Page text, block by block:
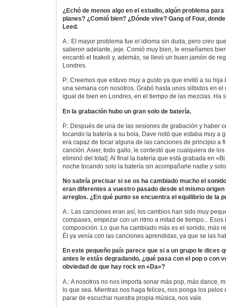
¿Echó de menos algo en el estudio, algún problema
planes? ¿Comió bien? ¿Dónde vive? Gang of Four,
Leed.
A.: El mayor problema fue el idioma sin duda, pero creo
salieron adelante, jeje. Comió muy bien, le enseñamos
encantó el txakoli y, además, se llevó un buen jamón de
Londres.
P.: Creemos que estuvo muy a gusto ya que invitó a su
una semana con nosotros. Grabó hasta unos silbidos en
igual de bien en Londres, en el tiempo de las mezclas. Ha
En la grabación hubo un gran solo de batería.
P.: Después de una de las sesiones de grabación y haber
tocando la batería a su bola, Dave notó que estaba muy a
era capaz de tocar alguna de las canciones de principio a
canción. Asier, todo gallo, le contestó que cualquiera de
eliminó del total]. Al final la batería que está grabada en
noche tocando solo la batería sin acompañarle nadie y
No sabría precisar si se os ha cambiado mucho el
eran diferentes a vuestro pasado desde el mismo
arreglos. ¿En qué punto se encuentra el equilibrio de la
A.: Las canciones eran así, los cambios han sido muy
compases, empezar con un ritmo a mitad de tiempo...
composición. Lo que ha cambiado más es el sonido, más
Él ya venía con las canciones aprendidas, ya que se las
En este pequeño país parece que si a un grupo le dices
antes le estás degradando, ¿qué pasa con el pop o con
obviedad de que hay rock en «Da»?
A.: A nosotros no nos importa sonar más pop, más dance,
lo que sea. Mientras nos haga felices, nos ponga los pelos
parar de escuchar nuestra propia música, nos vale.